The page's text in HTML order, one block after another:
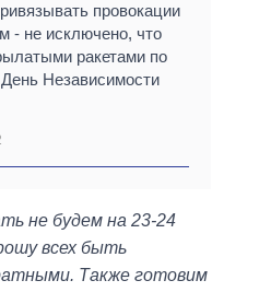
провокации
- не исключено, что
ракетами по
Независимости
не будем на 23-24
всех быть
Также готовим